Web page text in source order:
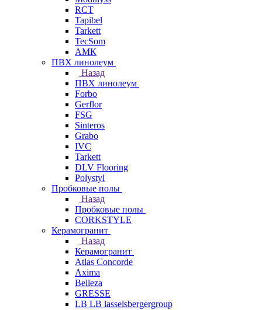
RCT
Tapibel
Tarkett
TecSom
АМК
ПВХ линолеум
Назад
ПВХ линолеум
Forbo
Gerflor
FSG
Sinteros
Grabo
IVC
Tarkett
DLV Flooring
Polystyl
Пробковые полы
Назад
Пробковые полы
CORKSTYLE
Керамогранит
Назад
Керамогранит
Atlas Concorde
Axima
Belleza
GRESSE
LB LB lasselsbergergroup